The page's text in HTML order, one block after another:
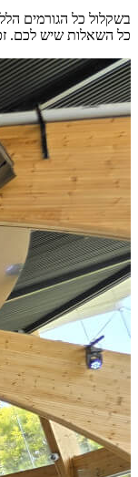
בשקלול כל הגורמים
כל השאלות שיש לכם.